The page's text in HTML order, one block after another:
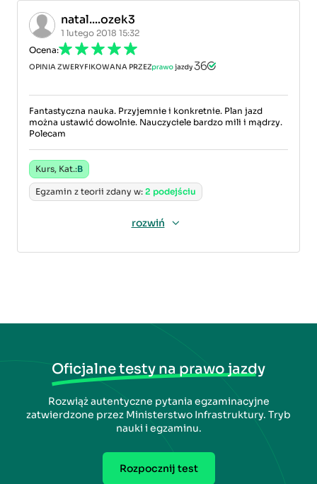
natal....ozek3
1 lutego 2018 15:32
Ocena:
OPINIA ZWERYFIKOWANA PRZEZ
Fantastyczna nauka. Przyjemnie i konkretnie. Plan jazd
można ustawić dowolnie. Nauczyciele bardzo mili i mądrzy.
Polecam
Kurs, Kat.:B
Egzamin z teorii zdany w: 2 podejściu
rozwiń
Oficjalne testy na prawo jazdy
Rozwiąż autentyczne pytania egzaminacyjne
zatwierdzone przez Ministerstwo Infrastruktury. Tryb
nauki i egzaminu.
Rozpocznij test